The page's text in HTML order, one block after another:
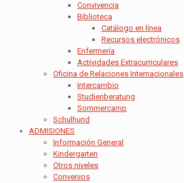
Convivencia
Biblioteca
Catálogo en línea
Recursos electrónicos
Enfermería
Actividades Extracurriculares
Oficina de Relaciones Internacionales
Intercambio
Studienberatung
Sommercamp
Schulhund
ADMISIONES
Información General
Kindergarten
Otros niveles
Convenios